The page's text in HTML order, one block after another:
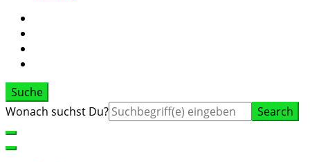
Suche
Suche
Wonach suchst Du?